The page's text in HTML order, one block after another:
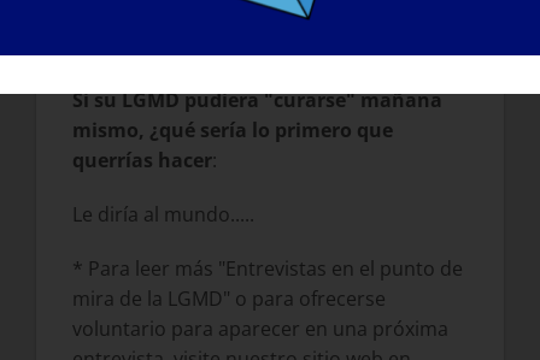
muchas oportunidades de trabajo porque
Si su LGMD pudiera "curarse" mañana
mismo, ¿qué sería lo primero que
querrías hacer:
Le diría al mundo.....
* Para leer más "Entrevistas en el punto de
mira de la LGMD" o para ofrecerse
voluntario para aparecer en una próxima